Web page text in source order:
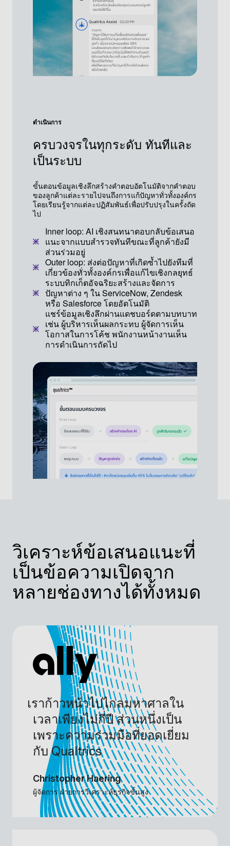
ดำเนินการ
ครบวงจรในทุกระดับ ทันทีและ
เป็นระบบ
ขั้นตอนข้อมูลเชิงลึกสร้างคำตอบอัตโนมัติจากคำตอบ
ของลูกค้าแต่ละรายไปจนถึงการแก้ปัญหาทั่วทั้งองค์กร
โดยเรียนรู้จากแต่ละปฏิสัมพันธ์เพื่อปรับปรุงในครั้งถัด
ไป
Inner loop: AI เชิงสนทนาตอบกลับข้อเสนอ
แนะจากแบบสำรวจทันทีขณะที่ลูกค้ายังมี
ส่วนร่วมอยู่
Outer loop: ส่งต่อปัญหาที่เกิดซ้ำไปยังทีมที่
เกี่ยวข้องทั่วทั้งองค์กรเพื่อแก้ไขเชิงกลยุทธ์
ระบบทิกเก็ตอัจฉริยะสร้างและจัดการ
ปัญหาต่าง ๆ ใน ServiceNow, Zendesk
หรือ Salesforce โดยอัตโนมัติ
แชร์ข้อมูลเชิงลึกผ่านแดชบอร์ดตามบทบาท
เช่น ผู้บริหารเห็นผลกระทบ ผู้จัดการเห็น
โอกาสในการโค้ช พนักงานหน้างานเห็น
การดำเนินการถัดไป
วิเคราะห์ข้อเสนอแนะที่
เป็นข้อความเปิดจาก
หลายช่องทางได้ทั้งหมด
เราก้าวหน้าไปไกลมหาศาลใน
เวลาเพียงไม่กี่ปี ส่วนหนึ่งเป็น
เพราะความร่วมมือที่ยอดเยี่ยม
กับ Qualtrics
Christopher Haering
ผู้จัดการ ฝ่ายการวิเคราะห์ธุรกิจขั้นสูง